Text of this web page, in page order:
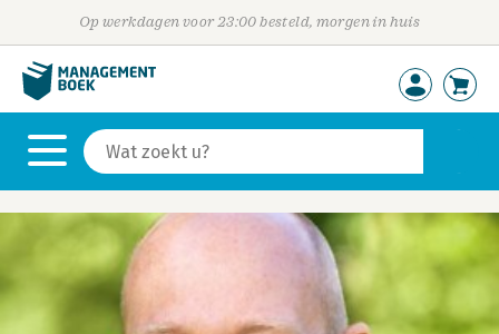
Op werkdagen voor 23:00 besteld, morgen in huis